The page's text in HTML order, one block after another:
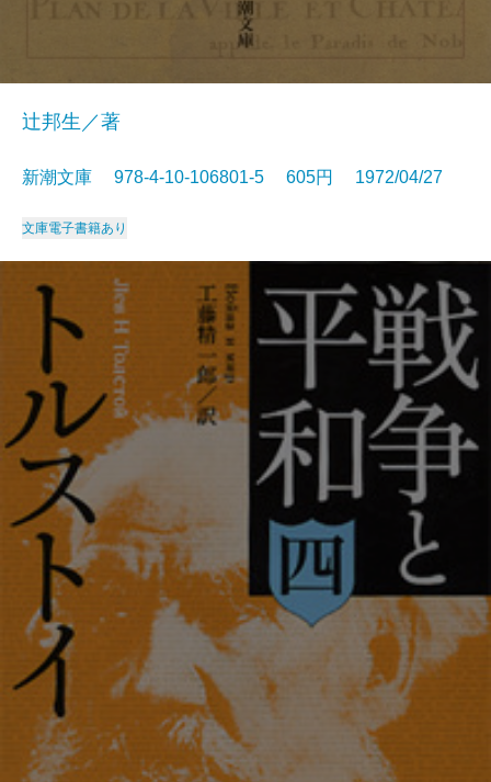
辻邦生／著
新潮文庫 978-4-10-106801-5 605円 1972/04/27
文庫電子書籍あり